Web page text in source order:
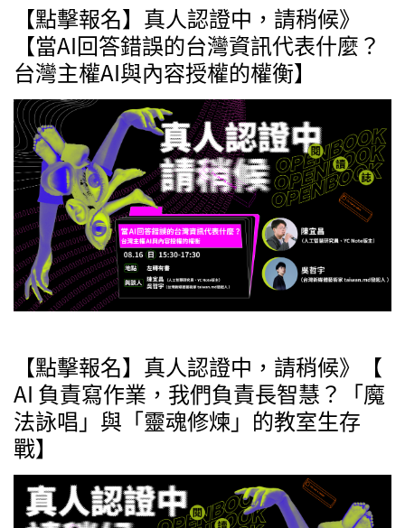
【點擊報名】真人認證中，請稍候》
【當AI回答錯誤的台灣資訊代表什麼？
台灣主權AI與內容授權的權衡】
【點擊報名】真人認證中，請稍候》【
AI 負責寫作業，我們負責長智慧？「魔
法詠唱」與「靈魂修煉」的教室生存
戰】